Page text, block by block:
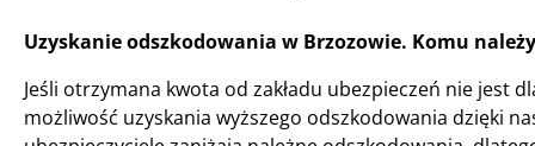
Uzyskanie odszkodowania w Brzozowie. Komu
Jeśli otrzymana kwota od zakładu ubezpieczeń nie jest
możliwość uzyskania wyższego odszkodowania dzięki